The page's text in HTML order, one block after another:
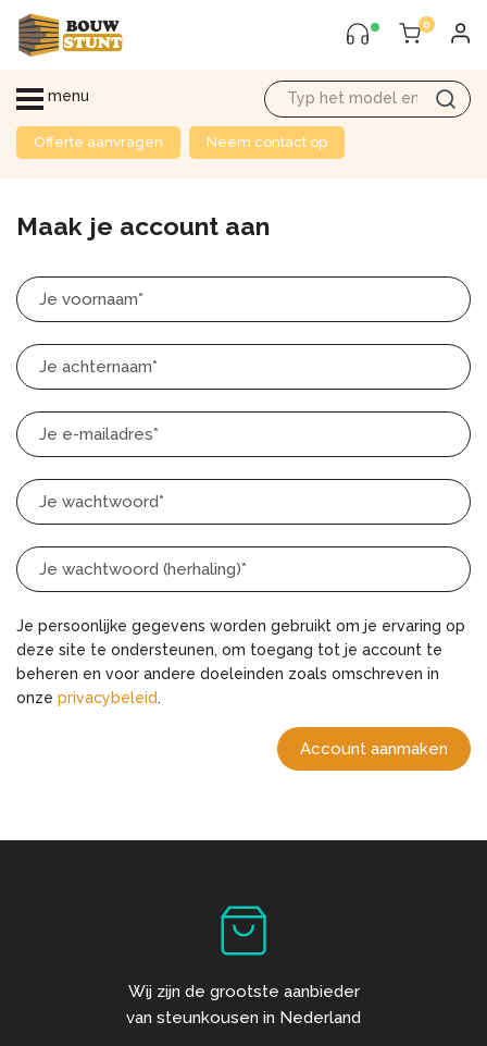
0
menu
Offerte aanvragen
Neem contact op
Home/Account/ Account aanmaken
Maak je account aan
Je persoonlijke gegevens worden gebruikt om je ervaring op
deze site te ondersteunen, om toegang tot je account te
beheren en voor andere doeleinden zoals omschreven in
onze privacybeleid.
Account aanmaken
Wij zijn de grootste aanbieder
van steunkousen in Nederland